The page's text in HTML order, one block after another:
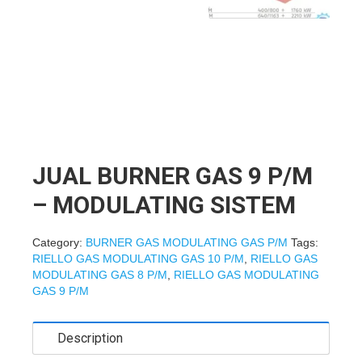
JUAL BURNER GAS 9 P/M
– MODULATING SISTEM
Category: BURNER GAS MODULATING GAS P/M Tags:
RIELLO GAS MODULATING GAS 10 P/M
RIELLO GAS
MODULATING GAS 8 P/M
RIELLO GAS MODULATING
GAS 9 P/M
Description